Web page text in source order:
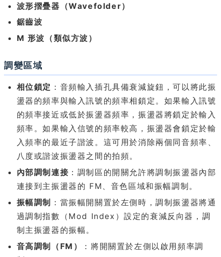
波形摺疊器（Wavefolder）
鋸齒波
M 形波（類似方波）
調變區域
相位鎖定 ：音頻輸入插孔具備衰減旋鈕，可以將此振
盪器的頻率與輸入訊號的頻率相鎖定。如果輸入訊號
的頻率接近或低於振盪器頻率，振盪器將鎖定於輸入
頻率。如果輸入信號的頻率較高，振盪器會鎖定於輸
入頻率的最近子諧波。這可用於消除兩個同音頻率、
八度或諧波振盪器之間的拍頻。
內部調制連接 ：調制區的開關允許將調制振盪器內部
連接到主振盪器的 FM、音色區域和振幅調制。
振幅調制 ：當振幅開關置於左側時，調制振盪器將通
過調制指數（Mod Index）設定的衰減反向器，調
制主振盪器的振幅。
音高調制（FM）
：將開關置於左側以啟用頻率調